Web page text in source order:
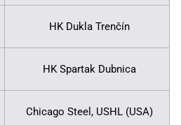
HK Dukla Trenčín
HK Spartak Dubnica
Chicago Steel, USHL (USA)